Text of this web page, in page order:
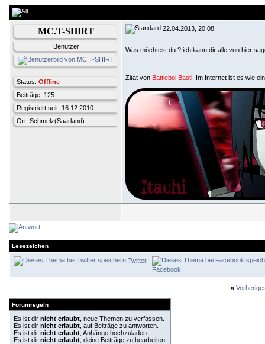
MC.T-SHIRT
Benutzer
Status: Offline
Beiträge: 125
Registriert seit: 16.12.2010
Ort: Schmelz(Saarland)
22.04.2013, 20:08
Was möchtest du ? ich kann dir alle von hier
Zitat von Battleboi Basti: Im Internet ist es wie
Lesezeichen
Twitter
Facebook
«
Forumregeln
Es ist dir nicht erlaubt , neue Themen zu verfassen.
Es ist dir nicht erlaubt , auf Beiträge zu antworten.
Es ist dir nicht erlaubt , Anhänge hochzuladen.
Es ist dir nicht erlaubt , deine Beiträge zu bearbeiten.